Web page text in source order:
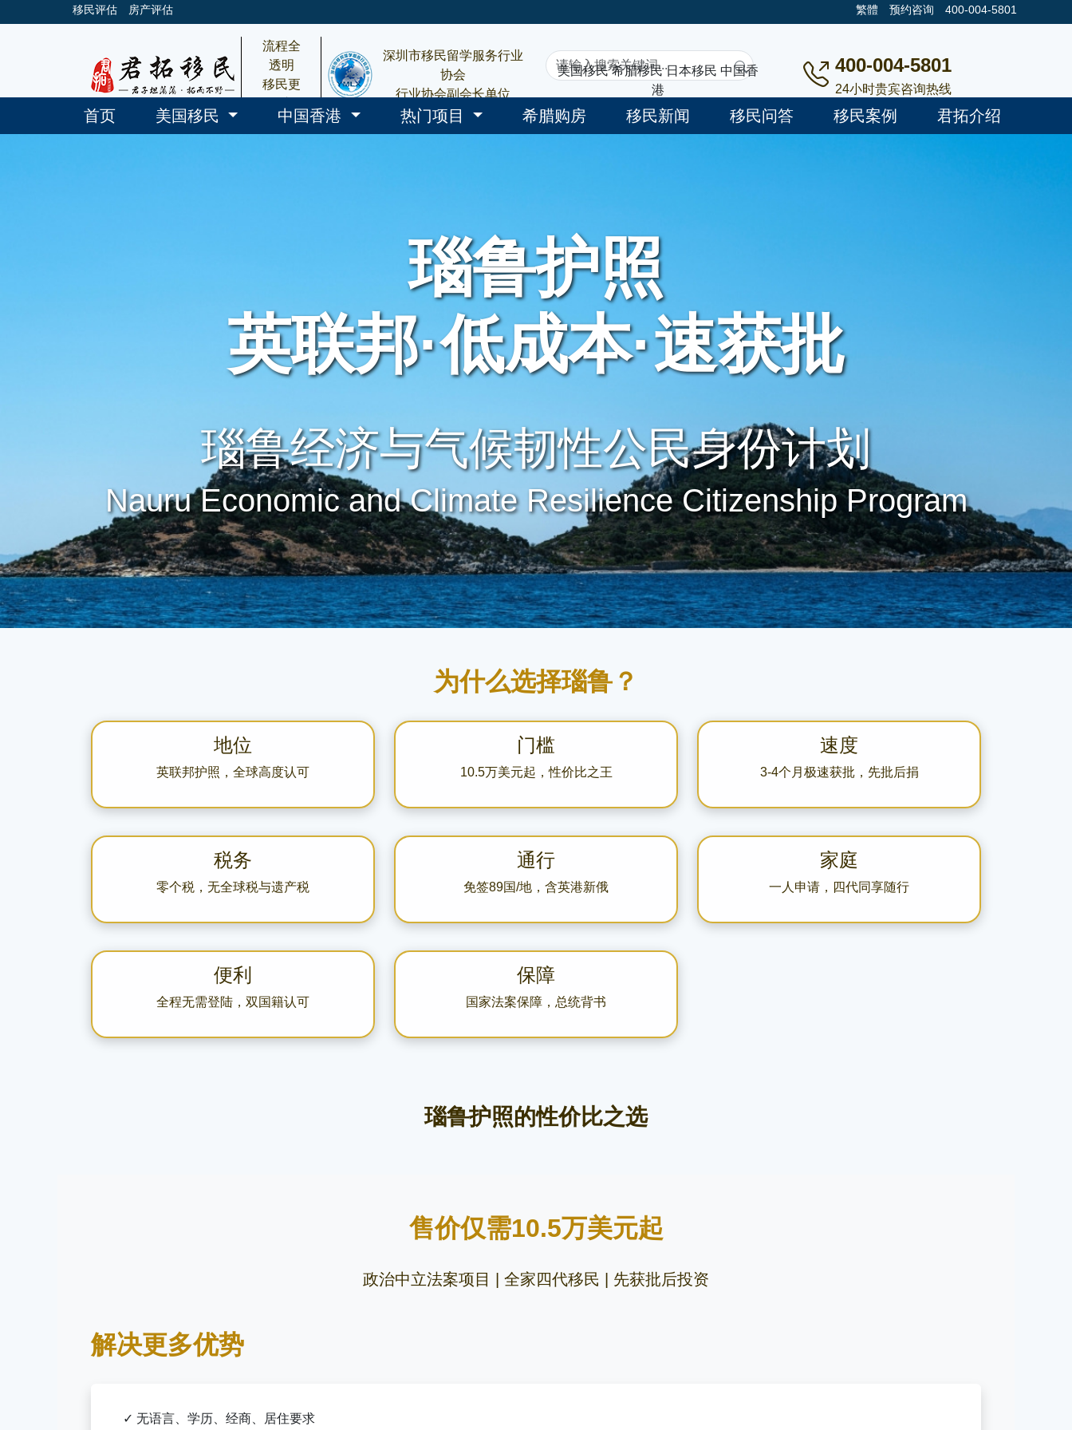
移民评估 房产评估 繁體 预约咨询 400-004-5801
流程全
透明
移民更
深圳市移民留学服务行业
协会
行业协会副会长单位
美国移民 希腊移民 日本移民 中国香
港
400-004-5801
24小时贵宾咨询热线
首页 美国移民 中国香港 热门项目 希腊购房 移民新闻 移民问答 移民案例 君拓介绍
瑙鲁护照
英联邦·低成本·速获批
瑙鲁经济与气候韧性公民身份计划
Nauru Economic and Climate Resilience Citizenship Program
为什么选择瑙鲁？
地位
英联邦护照，全球高度认可
门槛
10.5万美元起，性价比之王
速度
3-4个月极速获批，先批后捐
税务
零个税，无全球税与遗产税
通行
免签89国/地，含英港新俄
家庭
一人申请，四代同享随行
便利
全程无需登陆，双国籍认可
保障
国家法案保障，总统背书
瑙鲁护照的性价比之选
售价仅需10.5万美元起
政治中立法案项目 | 全家四代移民 | 先获批后投资
解决更多优势
✓ 无语言、学历、经商、居住要求